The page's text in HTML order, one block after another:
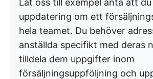
Låt oss till exempel anta att
uppdatering om ett
hela teamet. Du behöver
anställda specifikt med deras
tilldela dem uppgifter inom
försäljningsuppföljning och